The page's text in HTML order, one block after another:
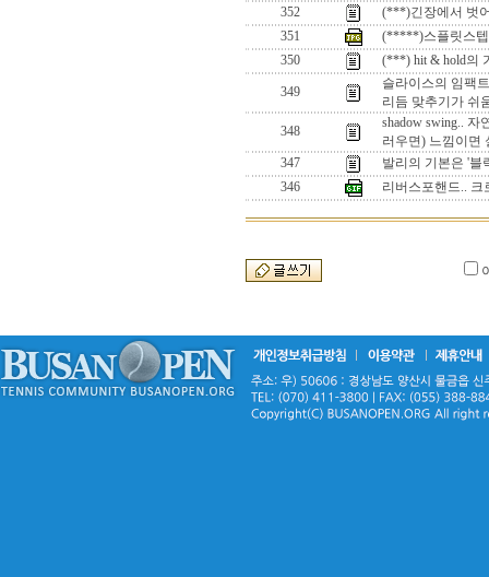
352
(***)긴장에서 벗
351
(*****)스플릿스텝
350
(***) hit & hold의
349
슬라이스의 임팩
리듬 맞추기가 쉬
348
shadow swing..
러우면) 느낌이면
347
발리의 기본은 '블
346
리버스포핸드.. 크